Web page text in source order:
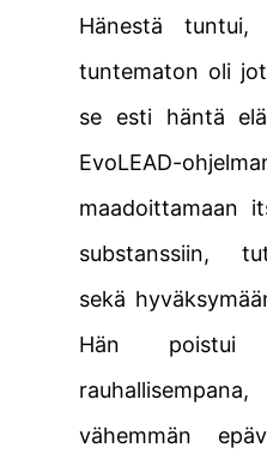
Hänestä
tuntematon oli
se esti häntä
EvoLEAD-
maadoittamaan
substanssiin,
sekä
Hän poistui
vähemmän